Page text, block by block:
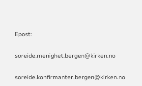
Epost:
soreide.menighet.bergen@kirken.no
soreide.konfirmanter.bergen@kirken.no